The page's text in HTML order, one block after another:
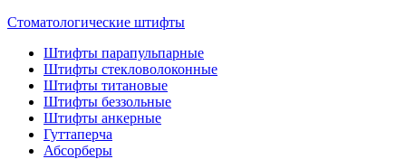
Стоматологические штифты
Штифты парапульпарные
Штифты стекловолоконные
Штифты титановые
Штифты беззольные
Штифты анкерные
Гуттаперча
Абсорберы